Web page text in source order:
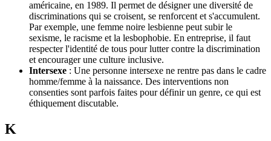
américaine, en 1989. Il permet de désigner une diversité de
discriminations qui se croisent, se renforcent et s'accumulent.
Par exemple, une femme noire lesbienne peut subir le
sexisme, le racisme et la lesbophobie. En entreprise, il faut
respecter l'identité de tous pour lutter contre la discrimination
et encourager une culture inclusive.
Intersexe : Une personne intersexe ne rentre pas dans le cadre
homme/femme à la naissance. Des interventions non
consenties sont parfois faites pour définir un genre, ce qui est
éthiquement discutable.
K